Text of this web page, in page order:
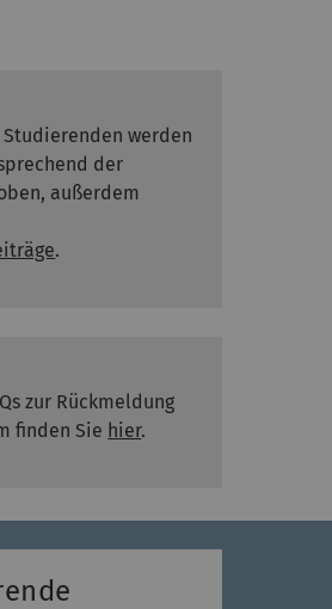
werden
der
außerdem
.
zur Rückmeldung
finden Sie hier.